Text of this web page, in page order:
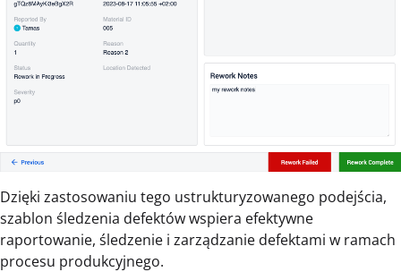
Dzięki zastosowaniu tego ustrukturyzowanego podejścia,
szablon śledzenia defektów wspiera efektywne
raportowanie, śledzenie i zarządzanie defektami w ramach
procesu produkcyjnego.